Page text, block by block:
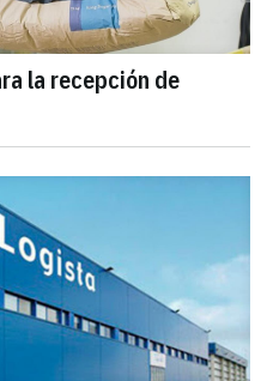
la recepción de